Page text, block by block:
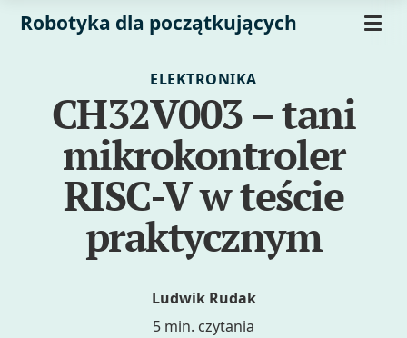
Robotyka dla początkujących
ELEKTRONIKA
CH32V003 – tani
mikrokontroler
RISC-V w teście
praktycznym
Ludwik Rudak
5 min. czytania